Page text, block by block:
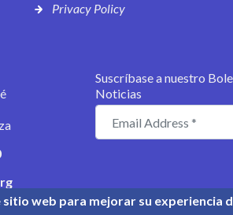
Privacy Policy
Suscríbase a nuestro
Noticias
web para mejorar su experiencia